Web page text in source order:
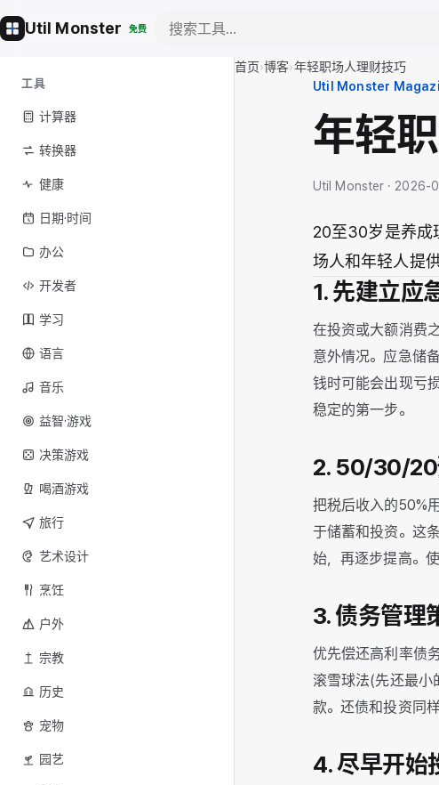
Util Monster 免费
工具
计算器
转换器
健康
日期·时间
办公
开发者
学习
语言
音乐
益智·游戏
决策游戏
喝酒游戏
旅行
艺术设计
烹饪
户外
宗教
历史
宠物
园艺
首页›博客›年轻职场人理财技巧
Util Monster
年轻
Util Monster · 2026-
20至30岁是养成
场人和年轻人提
1. 先建立应
在投资或大额消费
意外情况。应急储
钱时可能会出现亏
稳定的第一步。
2. 50/30/20
把税后收入的50%
于储蓄和投资。这
始，再逐步提高。
3. 债务管理
优先偿还高利率债
滚雪球法(先还最小
款。还债和投资同
4. 尽早开始